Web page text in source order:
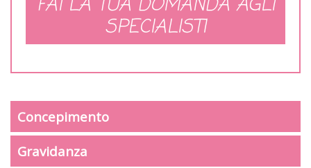
SPECIALISTI
Concepimento
Gravidanza